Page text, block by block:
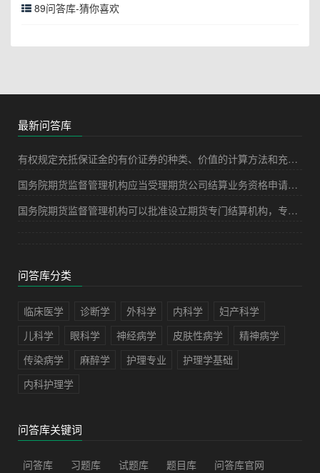
89问答库-猜你喜欢
最新问答库
有权规定充抵保证金的有价证券的种类、价值的计算方法和充抵比例等的机构是()。[2009年9月真题]
国务院期货监督管理机构应当受理期货公司结算业务资格申请之日起()内作出批准或者不批准的决定。
国务院期货监督管理机构可以批准设立期货专门结算机构，专门履行期货交易所的结算以及相关职责，并承担相应法律责任。（）
问答库分类
临床医学 诊断学 外科学 内科学
妇产科学
儿科学
眼科学 神经病学 皮肤性病学
精神病学
传染病学
麻醉学 护理专业
护理学基础
内科护理学
问答库关键词
问答库 习题库 试题库 题目库 问答库官网